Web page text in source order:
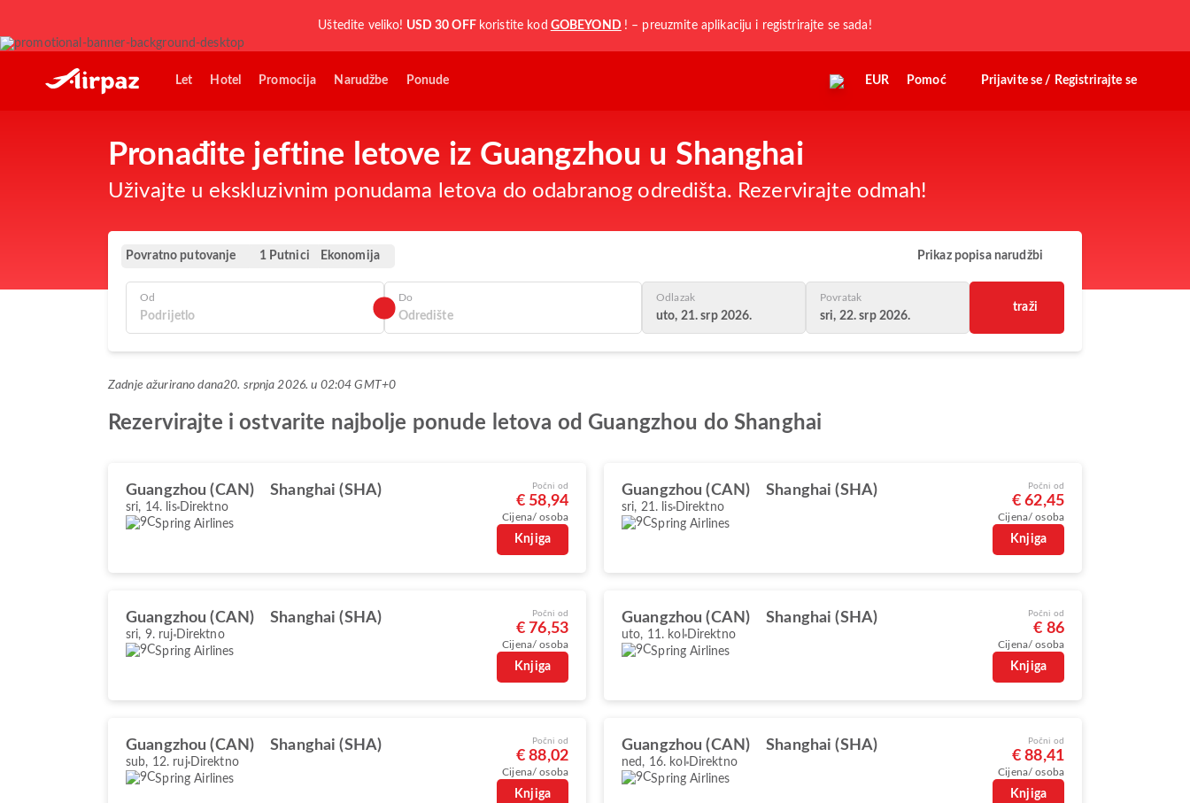
Uštedite veliko! USD 30 OFF koristite kod GOBEYOND ! – preuzmite aplikaciju i registrirajte se sada!
Let Hotel Promocija Narudžbe Ponude EUR Pomoć Prijavite se / Registrirajte se
Pronađite jeftine letove iz Guangzhou u Shanghai
Uživajte u ekskluzivnim ponudama letova do odabranog odredišta. Rezervirajte odmah!
Povratno putovanje 1 Putnici Ekonomija Prikaz popisa narudžbi
Od Do Odlazak
uto, 21. srp 2026.
Povratak
sri, 22. srp 2026.
traži
Zadnje ažurirano dana20. srpnja 2026. u 02:04 GMT+0
Rezervirajte i ostvarite najbolje ponude letova od Guangzhou do Shanghai
Guangzhou (CAN) Shanghai (SHA)
sri, 14. lis Direktno
Spring Airlines
Počni od
€ 58,94
Cijena/ osoba
Knjiga
Guangzhou (CAN) Shanghai (SHA)
sri, 21. lis Direktno
Spring Airlines
Počni od
€ 62,45
Cijena/ osoba
Knjiga
Guangzhou (CAN) Shanghai (SHA)
sri, 9. ruj Direktno
Spring Airlines
Počni od
€ 76,53
Cijena/ osoba
Knjiga
Guangzhou (CAN) Shanghai (SHA)
uto, 11. kol Direktno
Spring Airlines
Počni od
€ 86
Cijena/ osoba
Knjiga
Guangzhou (CAN) Shanghai (SHA)
sub, 12. ruj Direktno
Spring Airlines
Počni od
€ 88,02
Cijena/ osoba
Knjiga
Guangzhou (CAN) Shanghai (SHA)
ned, 16. kol Direktno
Spring Airlines
Počni od
€ 88,41
Cijena/ osoba
Knjiga